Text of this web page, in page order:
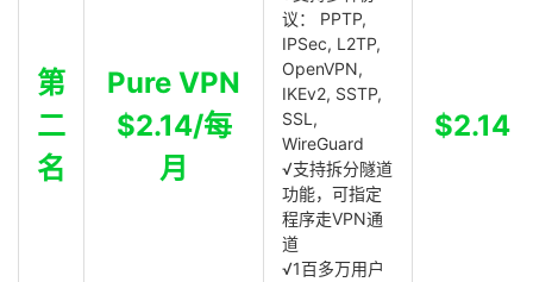
第
二
名
Pure VPN
$2.14/每
月
议： PPTP,
IPSec, L2TP,
OpenVPN,
IKEv2, SSTP,
SSL,
WireGuard
√支持拆分隧道
功能，可指定
程序走VPN通
道
√1百多万用户
$2.14